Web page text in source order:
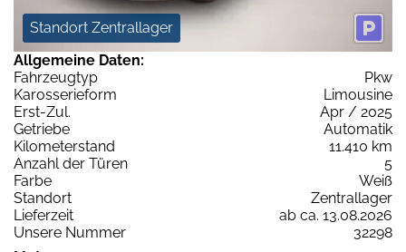
Standort Zentrallager
Allgemeine Daten:
Fahrzeugtyp
Pkw
Karosserieform
Limousine
Erst-Zul.
Apr / 2025
Getriebe
Automatik
Kilometerstand
11.410 km
Anzahl der Türen
5
Farbe
Weiß
Standort
Zentrallager
Lieferzeit
ab ca. 13.08.2026
Unsere Nummer
32298